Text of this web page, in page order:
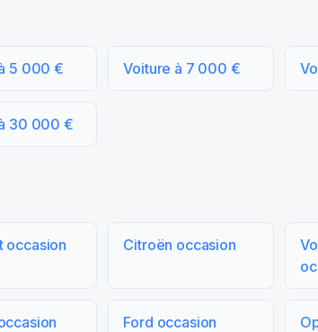
5 000 € Voiture à 7 000 €
30 000 €
occasion Citroën occasion
Ford occasion